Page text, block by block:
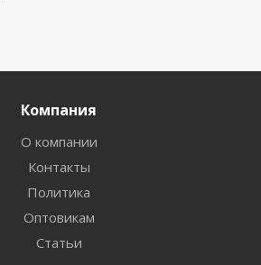
Компания
О компании
Контакты
Политика
Оптовикам
Статьи